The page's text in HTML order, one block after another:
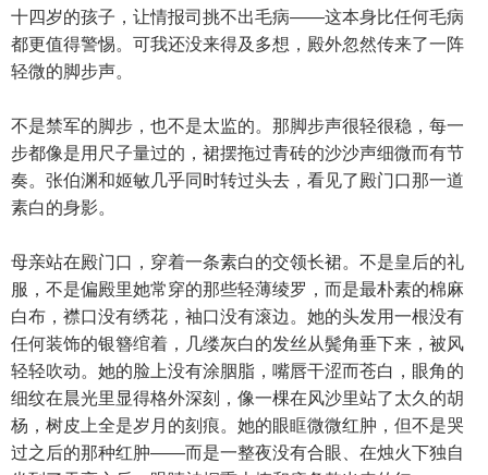
十四岁的孩子，让情报司挑不出毛病——这本身比任何毛病
都更值得警惕。可我还没来得及多想，殿外忽然传来了一阵
轻微的脚步声。
不是禁军的脚步，也不是太监的。那脚步声很轻很稳，每一
步都像是用尺子量过的，裙摆拖过青砖的沙沙声细微而有节
奏。张伯渊和姬敏几乎同时转过头去，看见了殿门口那一道
素白的身影。
母亲站在殿门口，穿着一条素白的交领长裙。不是皇后的礼
服，不是偏殿里她常穿的那些轻薄绫罗，而是最朴素的棉麻
白布，襟口没有绣花，袖口没有滚边。她的头发用一根没有
任何装饰的银簪绾着，几缕灰白的发丝从鬓角垂下来，被风
轻轻吹动。她的脸上没有涂胭脂，嘴唇干涩而苍白，眼角的
细纹在晨光里显得格外深刻，像一棵在风沙里站了太久的胡
杨，树皮上全是岁月的刻痕。她的眼眶微微红肿，但不是哭
过之后的那种红肿——而是一整夜没有合眼、在烛火下独自